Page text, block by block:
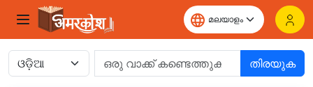
തിരയുക